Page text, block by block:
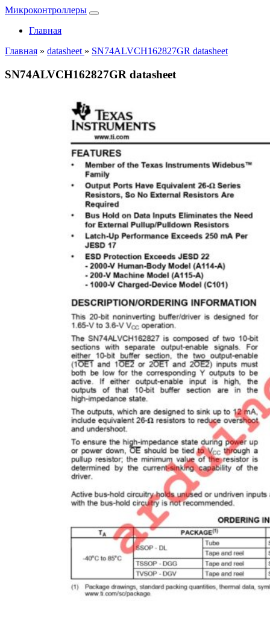
Микроконтроллеры
Главная
Главная » datasheet » SN74ALVCH162827GR datasheet
SN74ALVCH162827GR datasheet